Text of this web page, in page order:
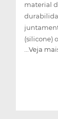
material
(silicone)
No...Veja